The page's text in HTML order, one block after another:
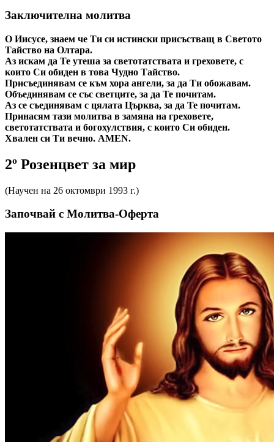
Заключителна молитва
О Иисусе, знаем че Ти си истински присъстващ в Светото
Тайство на Олтара.
Aз искам да Те утеша за светотатствата и греховете, с
които Си обиден в това Чудно Тайство.
Присъединявам се към хора ангели, за да Ти обожавам.
Объединявам се със светците, за да Те почитам.
Aз се съединявам с цялата Църква, за да Те почитам.
Принасям тази молитва в замяна на греховете,
светотатствата и богохулствия, с които Си обиден.
Хвален си Ти вечно. AMEN.
2º Розенцвет за мир
(Научен на 26 октомври 1993 г.)
Започвай с Молитва-Оферта